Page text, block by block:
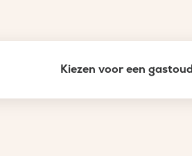
Kiezen voor een